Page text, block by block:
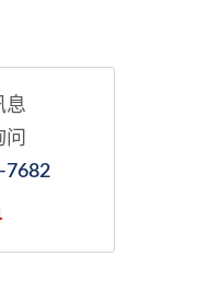
息
7682